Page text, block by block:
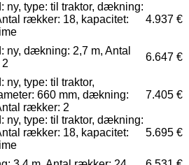
ny, type: til traktor, dækning:
rækker: 18, kapacitet:
4.937 €
ny, dækning: 2,7 m, Antal
2
6.647 €
ny, type: til traktor,
660 mm, dækning:
rækker: 2
7.405 €
ny, type: til traktor, dækning:
rækker: 18, kapacitet:
5.695 €